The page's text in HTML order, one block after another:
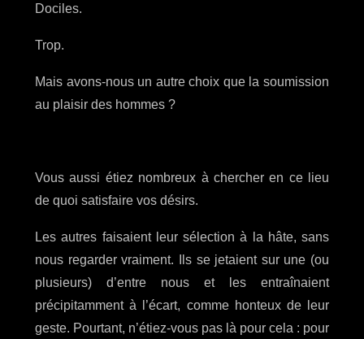
Dociles.
Trop.
Mais avons-nous un autre choix que la soumission
au plaisir des hommes ?
Vous aussi étiez nombreux à chercher en ce lieu
de quoi satisfaire vos désirs.
Les autres faisaient leur sélection à la hâte, sans
nous regarder vraiment. Ils se jetaient sur une (ou
plusieurs) d’entre nous et les entraînaient
précipitamment à l’écart, comme honteux de leur
geste. Pourtant, n’étiez-vous pas là pour cela : pour